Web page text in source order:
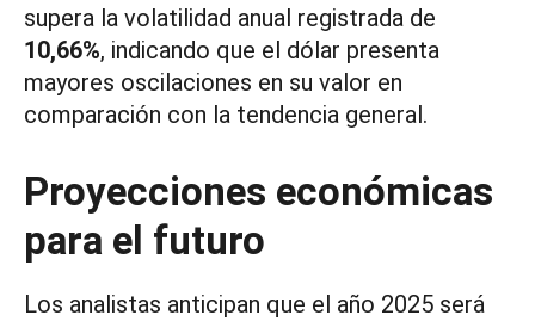
supera la volatilidad anual registrada de
10,66%, indicando que el dólar presenta
mayores oscilaciones en su valor en
comparación con la tendencia general.
Proyecciones económicas
para el futuro
Los analistas anticipan que el año 2025 será